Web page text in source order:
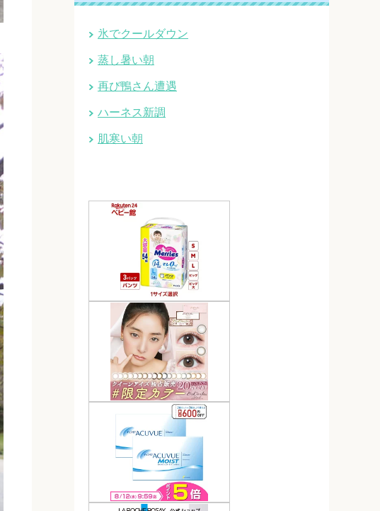
氷でクールダウン
蒸し暑い朝
再び鴨さん遭遇
ハーネス新調
肌寒い朝